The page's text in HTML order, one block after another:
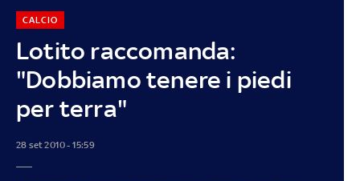
Lotito raccomanda:
"Dobbiamo tenere i piedi
per terra"
CALCIO
28 set 2010 - 15:59